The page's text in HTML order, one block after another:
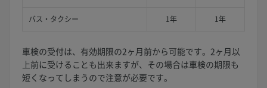
バス・タクシー 1年 1年
車検の受付は、有効期限の2ヶ月前から可能です。2ヶ月以
上前に受けることも出来ますが、その場合は車検の期限も
短くなってしまうので注意が必要です。